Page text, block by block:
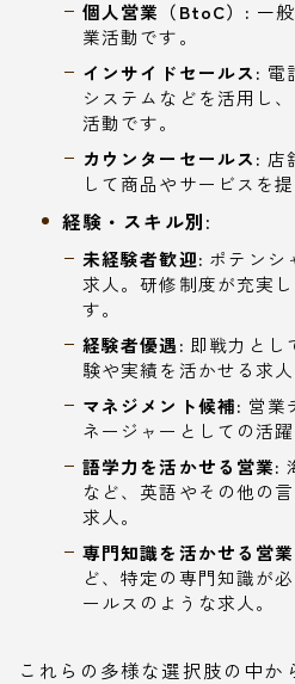
個人営業（BtoC）: 一
業活動です。
インサイドセールス: 電
システムなどを活用し
活動です。
カウンターセールス: 店
して商品やサービスを
経験・スキル別:
未経験者歓迎: ポテンシ
求人。研修制度が充実
す。
経験者優遇: 即戦力とし
験や実績を活かせる求人
マネジメント候補: 営業
ネージャーとしての活
語学力を活かせる営業:
など、英語やその他の
求人。
専門知識を活かせる営
ど、特定の専門知識が
ールスのような求人。
これらの多様な選択肢の中